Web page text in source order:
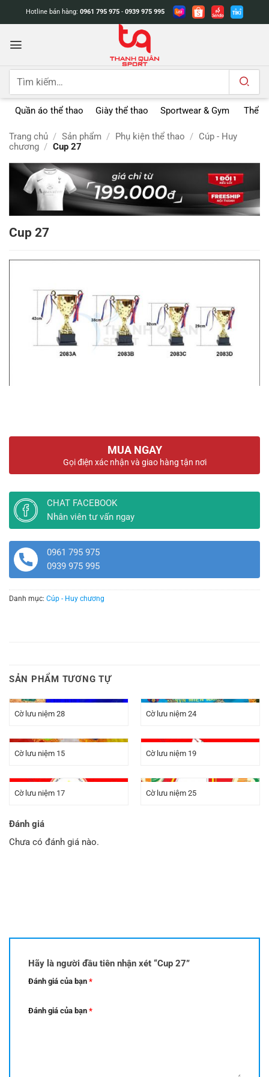
dung
Hotline bán hàng: 0961 795 975 - 0939 975 995
Tìm
Quần áo thể thao Giày thể thao Sportwear & Gym Thể
Trang chủ / Sản phẩm / Phụ kiện thể thao / Cúp - Huy
chương / Cup 27
Cup 27
MUA NGAY
Gọi điện xác nhận và giao hàng tận nơi
CHAT FACEBOOK
Nhân viên tư vấn ngay
0961 795 975
0939 975 995
Danh mục: Cúp - Huy chương
SẢN PHẨM TƯƠNG TỰ
Cờ lưu niệm 28 Cờ lưu niệm 24
Cờ lưu niệm 15 Cờ lưu niệm 19
Cờ lưu niệm 17 Cờ lưu niệm 25
Đánh giá
Chưa có đánh giá nào.
Hãy là người đầu tiên nhận xét “Cup 27”
Đánh giá của bạn *
Đánh giá của bạn *